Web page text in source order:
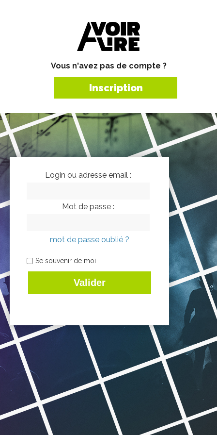
Vous n'avez pas de compte ?
Inscription
Login ou adresse email :
Mot de passe :
mot de passe oublié ?
Se souvenir de moi